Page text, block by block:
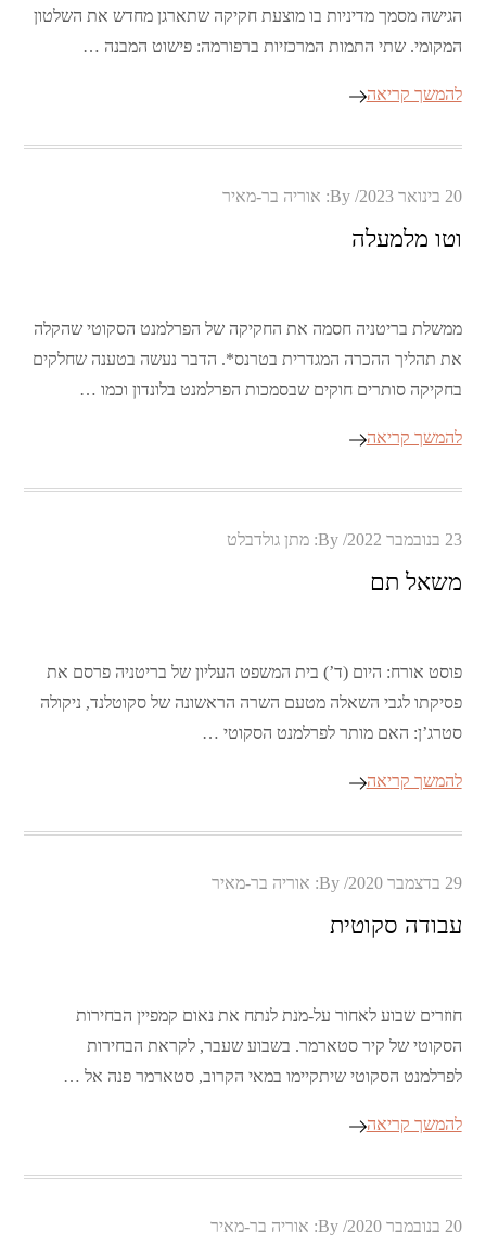
הגישה מסמך מדיניות בו מוצעת חקיקה שתארגן מחדש את השלטון
המקומי. שתי התמות המרכזיות ברפורמה: פישוט המבנה …
להמשך קריאה
Posted
20 בינואר 2023 By: אוריה בר-מאיר
וטו מלמעלה
ממשלת בריטניה חסמה את החקיקה של הפרלמנט הסקוטי שהקלה
את תהליך ההכרה המגדרית בטרנס*. הדבר נעשה בטענה שחלקים
בחקיקה סותרים חוקים שבסמכות הפרלמנט בלונדון וכמו …
להמשך קריאה
Posted
23 בנובמבר 2022 By: מתן גולדבלט
משאל תם
פוסט אורח: היום (ד’) בית המשפט העליון של בריטניה פרסם את
פסיקתו לגבי השאלה מטעם השרה הראשונה של סקוטלנד, ניקולה
סטרג’ן: האם מותר לפרלמנט הסקוטי …
להמשך קריאה
Posted
29 בדצמבר 2020 By: אוריה בר-מאיר
עבודה סקוטית
חוזרים שבוע לאחור על-מנת לנתח את נאום קמפיין הבחירות
הסקוטי של קיר סטארמר. בשבוע שעבר, לקראת הבחירות
לפרלמנט הסקוטי שיתקיימו במאי הקרוב, סטארמר פנה אל …
להמשך קריאה
Posted
20 בנובמבר 2020 By: אוריה בר-מאיר